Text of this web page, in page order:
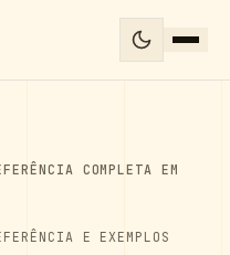
COMPLETA EM
E EXEMPLOS